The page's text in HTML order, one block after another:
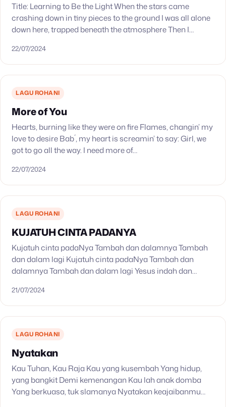
Title: Learning to Be the Light When the stars came
crashing down in tiny pieces to the ground I was all alone
down here, trapped beneath the atmosphere Then I
22/07/2024
LAGU ROHANI
More of You
Hearts, burning like they were on fire Flames, changin’ my
love to desire Bab´, my heart is screamin’ to say: Girl, we
got to go all the way. I need more of…
22/07/2024
LAGU ROHANI
KUJATUH CINTA PADANYA
Kujatuh cinta padaNya Tambah dan dalamnya Tambah
dan dalam lagi Kujatuh cinta padaNya Tambah dan
dalamnya Tambah dan dalam lagi Yesus indah dan
aku…
21/07/2024
LAGU ROHANI
Nyatakan
Kau Tuhan, Kau Raja Kau yang kusembah Yang hidup,
yang bangkit Demi kemenangan Kau lah anak domba
Yang berkuasa, tuk slamanya Nyatakan keajaibanmu